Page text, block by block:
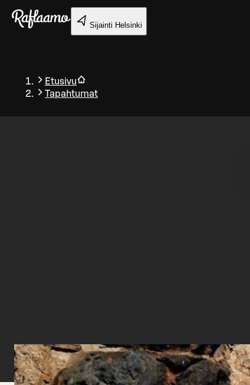
Siirry pääsisältöön
Sijainti Helsinki
Etusivu
Tapahtumat
Takaisin